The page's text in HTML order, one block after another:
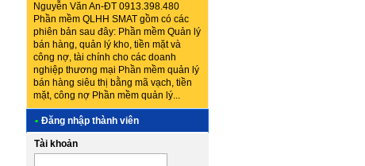
Nguyễn Văn An-ĐT 0913.398.480
Phần mềm QLHH SMAT gồm có các
phiên bản sau đây: Phần mềm Quản lý
bán hàng, quản lý kho, tiền mặt và
công nợ, tài chính cho các doanh
nghiệp thương mại Phần mềm quản lý
bán hàng siêu thị bằng mã vạch, tiền
mặt, công nợ Phần mềm quản lý...
• Đăng nhập thành viên
Tài khoản